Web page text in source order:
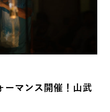
ーマンス開催！山武